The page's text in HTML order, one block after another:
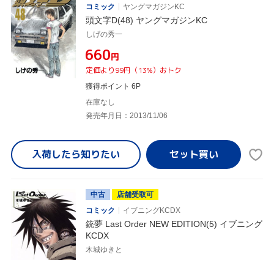
コミック
ヤングマガジンKC
頭文字D(48) ヤングマガジンKC
しげの秀一
¥660円
定価より99円（13%）おトク
獲得ポイント 6P
在庫なし
発売年月日：2013/11/06
入荷したら知りたい
中古
店舗受取可
コミック
イブニングKCDX
銃夢 Last Order NEW EDITION(5) イブニング
KCDX
木城ゆきと